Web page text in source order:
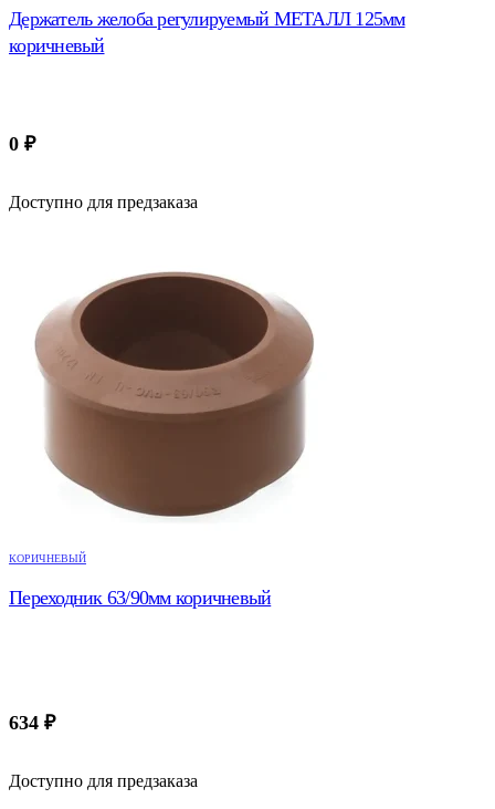
Держатель желоба регулируемый МЕТАЛЛ 125мм
коричневый
0 ₽
Доступно для предзаказа
КОРИЧНЕВЫЙ
Переходник 63/90мм коричневый
634 ₽
Доступно для предзаказа